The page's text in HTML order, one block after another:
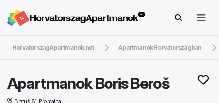
HorvatorszagApartmanok.net Apartmanok Horvátországban
Apartmanok Boris Beroš
Bratuš 81, Promajna